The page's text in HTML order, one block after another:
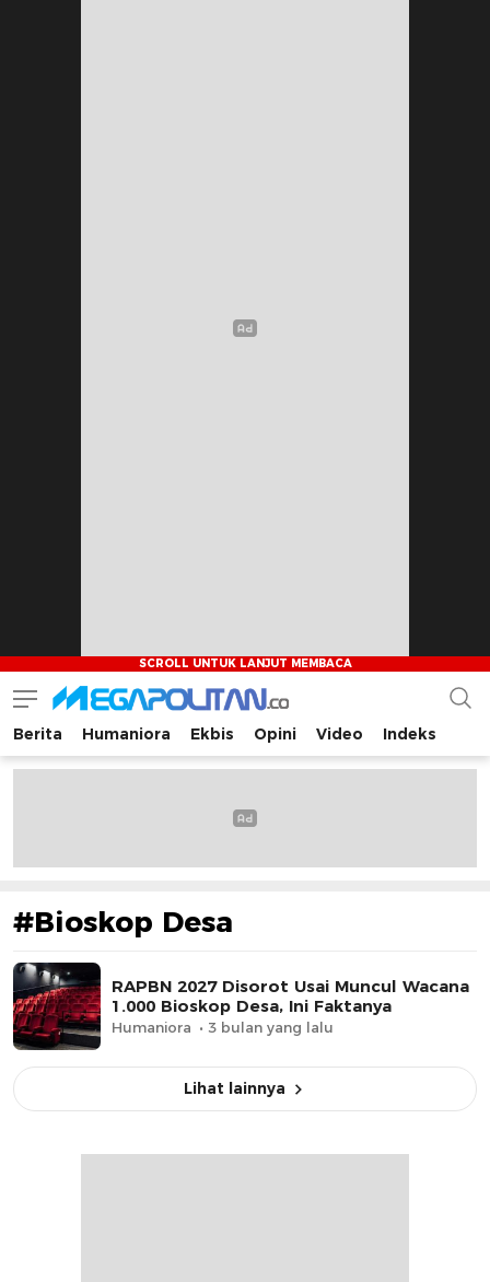
Megapolitan.co
Menyajikan berita-berita fakta bagi pembaca
Berita Humaniora Ekbis Opini Video Indeks
#Bioskop Desa
RAPBN 2027 Disorot Usai Muncul Wacana
1.000 Bioskop Desa, Ini Faktanya
Humaniora 3 bulan yang lalu
Lihat lainnya